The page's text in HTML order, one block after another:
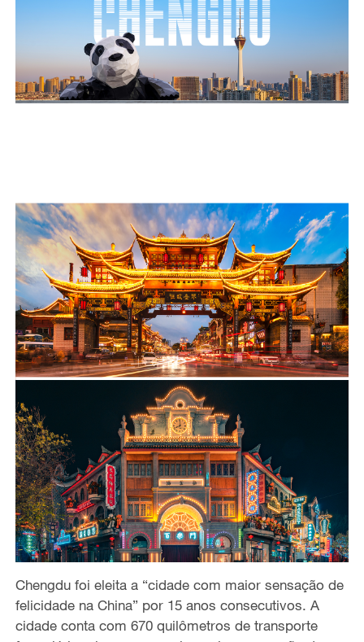
Chengdu foi eleita a “cidade com maior sensação de
felicidade na China” por 15 anos consecutivos. A
cidade conta com 670 quilômetros de transporte